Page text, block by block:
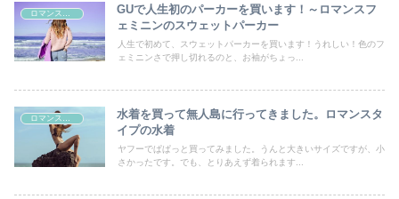
ロマンスタイプ
GUで人生初のパーカーを買います！～ロマンスフ
ェミニンのスウェットパーカー
人生で初めて、スウェットパーカーを買います！うれしい！色のフ
ェミニンさで押し切れるのと、お袖がちょっ...
ロマンスタイプ
水着を買って無人島に行ってきました。ロマンスタ
イプの水着
ヤフーでぱぱっと買ってみました。うんと大きいサイズですが、小
さかったです。でも、とりあえず着られます...